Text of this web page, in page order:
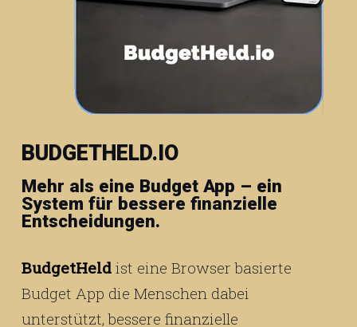
BUDGETHELD.IO
Mehr als eine Budget App – ein
System für bessere finanzielle
Entscheidungen.
BudgetHeldist eine Browser basierte
Budget App die Menschen dabei
unterstützt, bessere finanzielle